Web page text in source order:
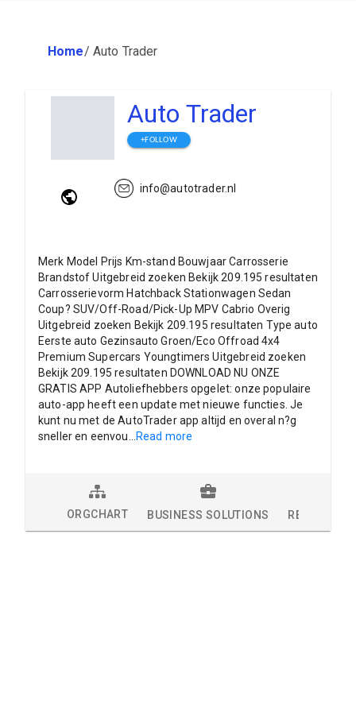
Home/ Auto Trader
Auto Trader
+FOLLOW
info@autotrader.nl
Merk Model Prijs Km-stand Bouwjaar Carrosserie
Brandstof Uitgebreid zoeken Bekijk 209.195 resultaten
Carrosserievorm Hatchback Stationwagen Sedan
Coup? SUV/Off-Road/Pick-Up MPV Cabrio Overig
Uitgebreid zoeken Bekijk 209.195 resultaten Type auto
Eerste auto Gezinsauto Groen/Eco Offroad 4x4
Premium Supercars Youngtimers Uitgebreid zoeken
Bekijk 209.195 resultaten DOWNLOAD NU ONZE
GRATIS APP Autoliefhebbers opgelet: onze populaire
auto-app heeft een update met nieuwe functies. Je
kunt nu met de AutoTrader app altijd en overal n?g
sneller en eenvou
Read more
ORGCHART BUSINESS SOLUTIONS RESEARCH